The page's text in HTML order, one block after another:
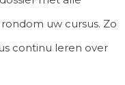
uw cursus. Zo
continu leren over